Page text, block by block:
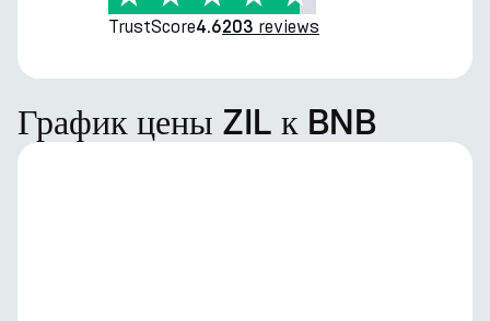
TrustScore4.6203 reviews
График цены ZIL к BNB